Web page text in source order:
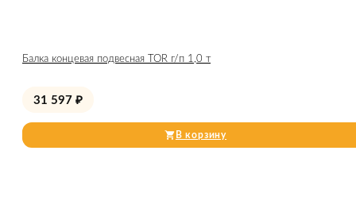
Балка концевая подвесная TOR г/п 1,0 т
31 597 ₽
В корзину